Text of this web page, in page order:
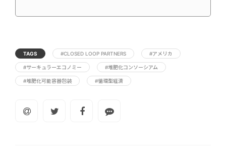
TAGS #CLOSED LOOP PARTNERS #アメリカ
#サーキュラーエコノミー #堆肥化コンソーシアム
#堆肥化可能容器包装 #循環型経済